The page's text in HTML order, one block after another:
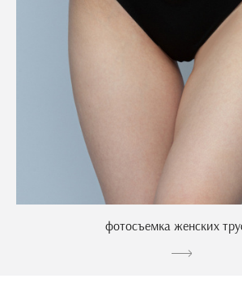
фотосъемка женских